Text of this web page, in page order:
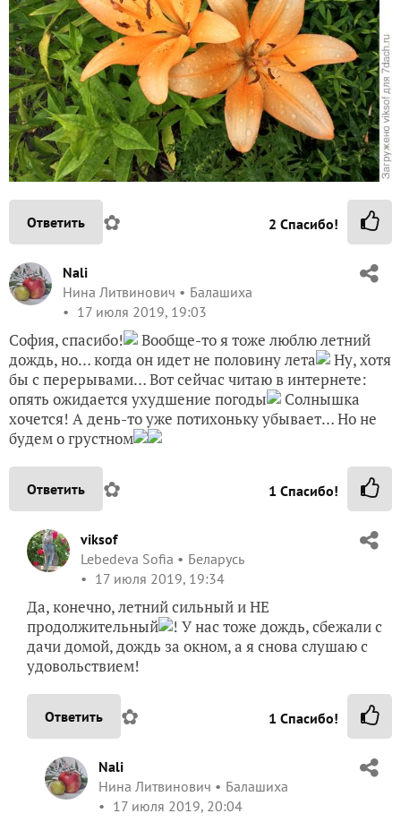
Ответить ✿ 2 Спасибо!
Nali
Нина Литвинович
Балашиха
17 июля 2019, 19:03
София, спасибо!
Вообще-то я тоже люблю летний
дождь, но… когда он идет не половину лета
Ну, хотя
бы с перерывами… Вот сейчас читаю в интернете:
опять ожидается ухудшение погоды
Солнышка
хочется! А день-то уже потихоньку убывает… Но не
будем о грустном
Ответить ✿ 1 Спасибо!
viksof
Lebedeva Sofia
Беларусь
17 июля 2019, 19:34
Да, конечно, летний сильный и НЕ
продолжительный
! У нас тоже дождь, сбежали с
дачи домой, дождь за окном, а я снова слушаю с
удовольствием!
Ответить ✿ 1 Спасибо!
Nali
Нина Литвинович
Балашиха
17 июля 2019, 20:04